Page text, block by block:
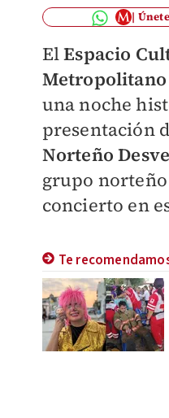
ElEspacio
una noche
presentación
Norteño
grupo
concierto en
Te